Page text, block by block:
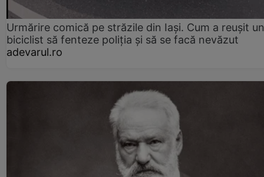
Urmărire comică pe străzile din Iași. Cum a reușit un
biciclist să fenteze poliția și să se facă nevăzut
adevarul.ro